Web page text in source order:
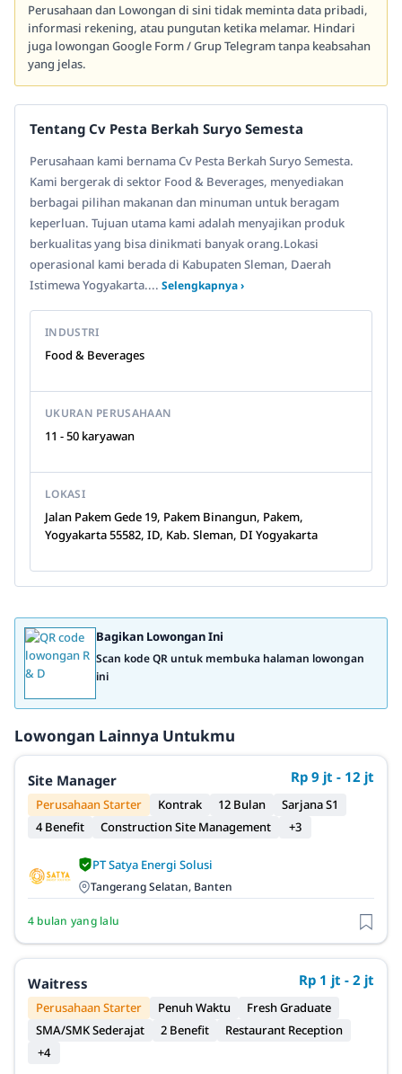
Perusahaan dan Lowongan di sini tidak meminta data pribadi,
informasi rekening, atau pungutan ketika melamar. Hindari
juga lowongan Google Form / Grup Telegram tanpa keabsahan
yang jelas.
Tentang Cv Pesta Berkah Suryo Semesta
Perusahaan kami bernama Cv Pesta Berkah Suryo Semesta.
Kami bergerak di sektor Food & Beverages, menyediakan
berbagai pilihan makanan dan minuman untuk beragam
keperluan. Tujuan utama kami adalah menyajikan produk
berkualitas yang bisa dinikmati banyak orang.Lokasi
operasional kami berada di Kabupaten Sleman, Daerah
Istimewa Yogyakarta.... Selengkapnya ›
INDUSTRI
Food & Beverages
UKURAN PERUSAHAAN
11 - 50 karyawan
LOKASI
Jalan Pakem Gede 19, Pakem Binangun, Pakem,
Yogyakarta 55582, ID, Kab. Sleman, DI Yogyakarta
Bagikan Lowongan Ini
Scan kode QR untuk membuka halaman lowongan
ini
Lowongan Lainnya Untukmu
Site Manager Rp 9 jt - 12 jt
Perusahaan Starter Kontrak 12 Bulan
Sarjana S1
4 Benefit
Construction Site Management +3
PT Satya Energi Solusi
Tangerang Selatan, Banten
4 bulan yang lalu
Waitress Rp 1 jt - 2 jt
Perusahaan Starter Penuh Waktu
Fresh Graduate
SMA/SMK Sederajat
2 Benefit
Restaurant Reception
+4